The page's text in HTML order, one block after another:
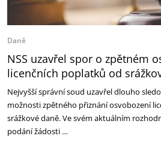
Daně
NSS uzavřel spor o zpětném
licenčních poplatků od
Nejvyšší správní soud uzavřel dlouho
možnosti zpětného přiznání osvobození
srážkové daně. Ve svém aktuálním
podání žádosti …